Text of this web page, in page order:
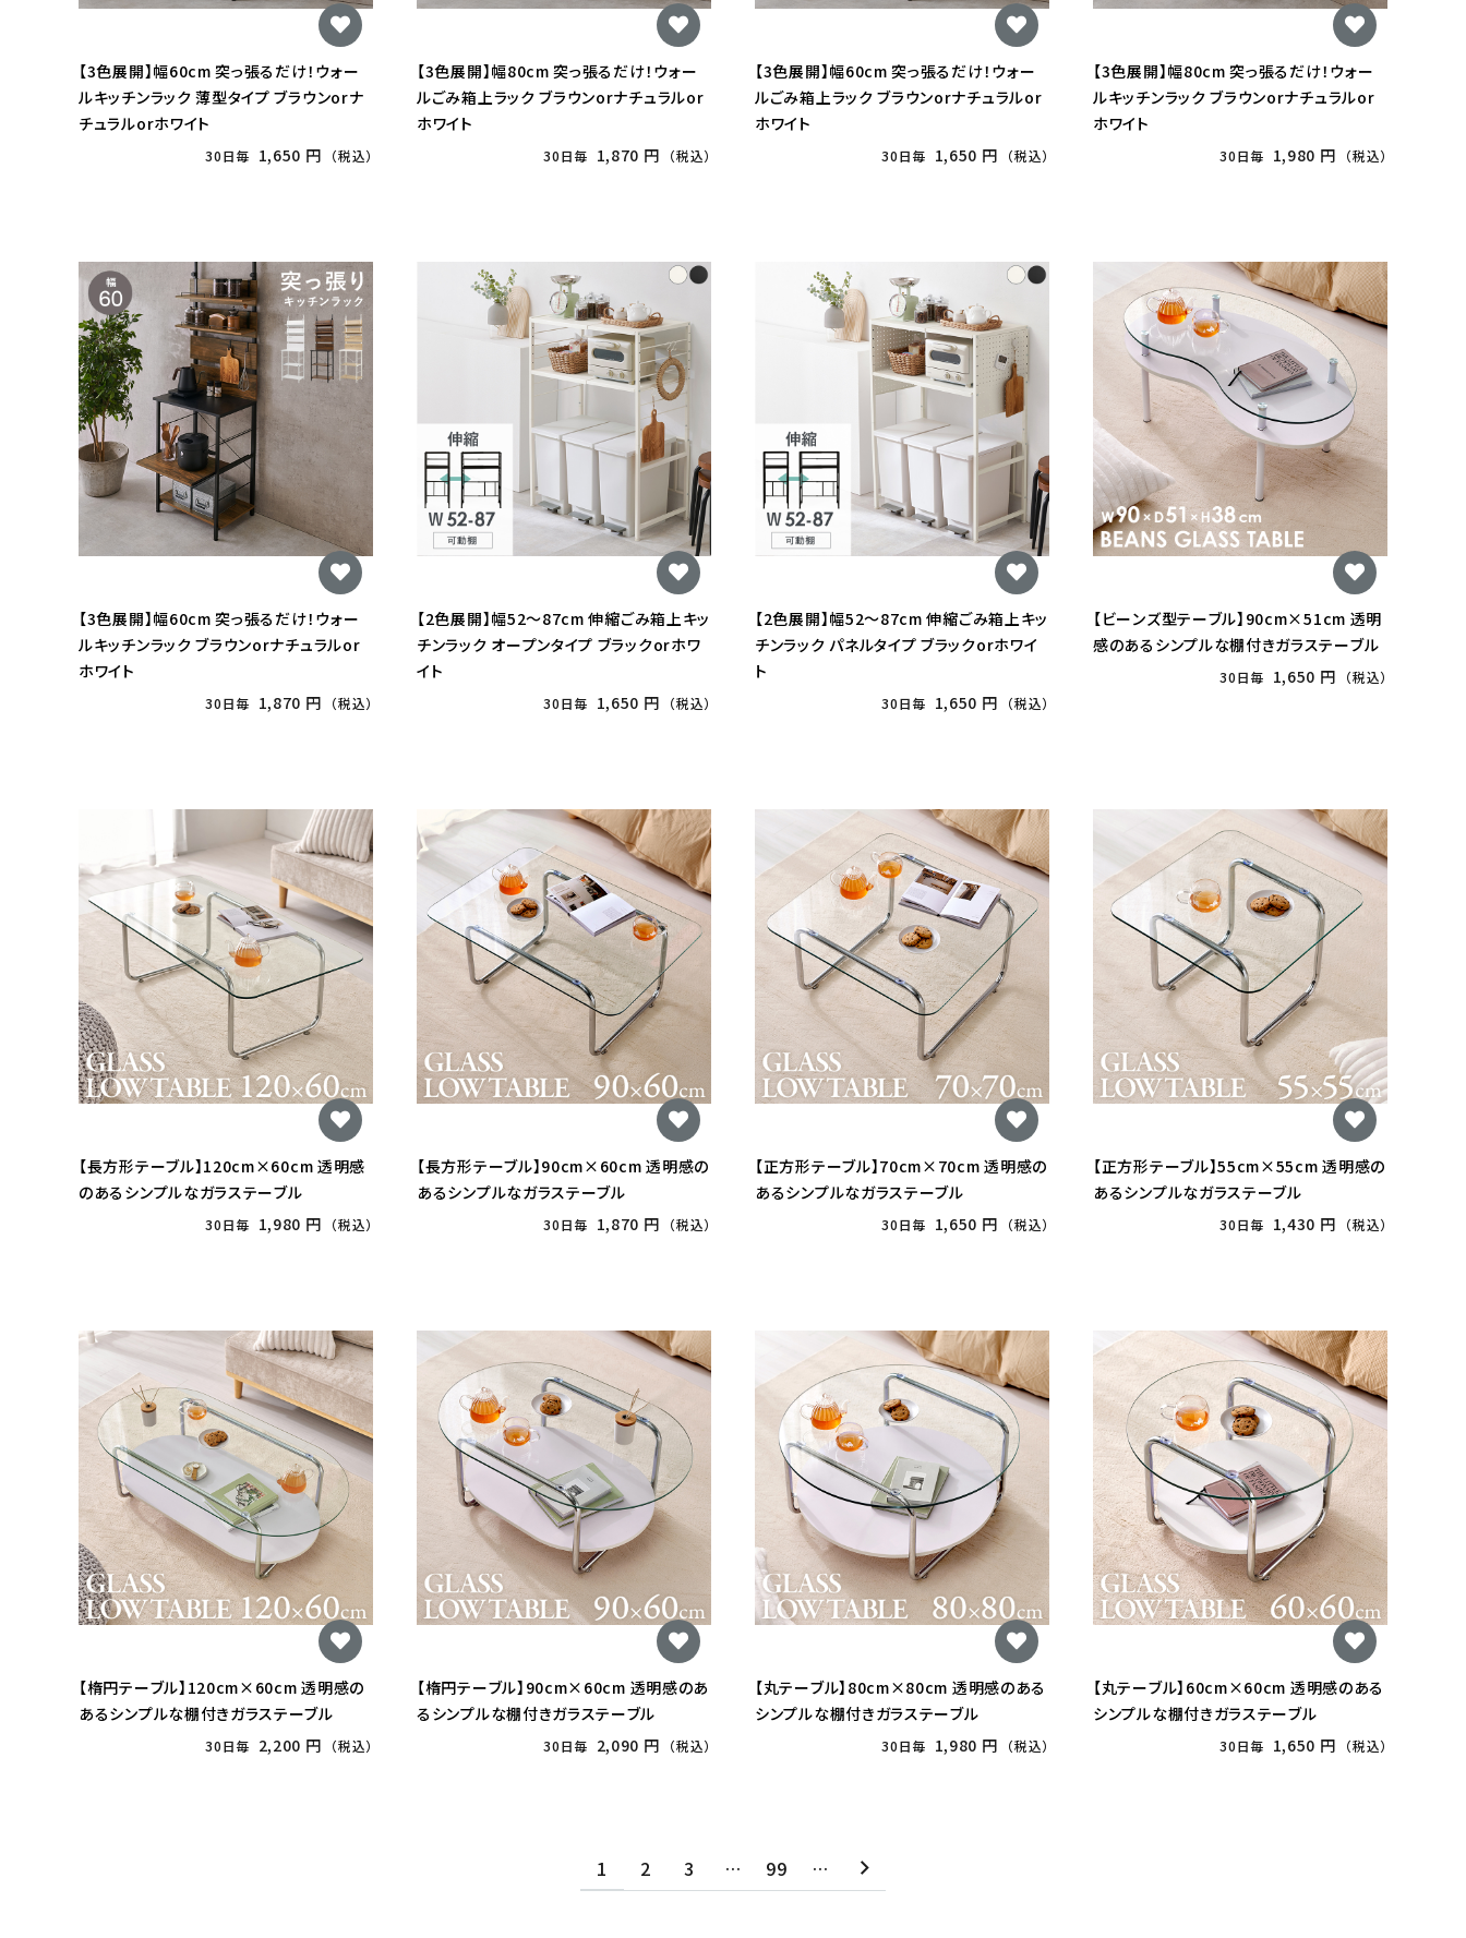
【3色展開】幅60cm 突っ張るだけ！ウォー
ルキッチンラック 薄型タイプ ブラウンorナ
チュラルorホワイト
30日毎 1,650 円 （税込）
【3色展開】幅80cm 突っ張るだけ！ウォー
ルごみ箱上ラック ブラウンorナチュラルor
ホワイト
30日毎 1,870 円 （税込）
【3色展開】幅60cm 突っ張るだけ！ウォー
ルごみ箱上ラック ブラウンorナチュラルor
ホワイト
30日毎 1,650 円 （税込）
【3色展開】幅80cm 突っ張るだけ！ウォー
ルキッチンラック ブラウンorナチュラルor
ホワイト
30日毎 1,980 円 （税込）
【3色展開】幅60cm 突っ張るだけ！ウォー
ルキッチンラック ブラウンorナチュラルor
ホワイト
30日毎 1,870 円 （税込）
【2色展開】幅52〜87cm 伸縮ごみ箱上キッ
チンラック オープンタイプ ブラックorホワ
イト
30日毎 1,650 円 （税込）
【2色展開】幅52〜87cm 伸縮ごみ箱上キッ
チンラック パネルタイプ ブラックorホワイ
ト
30日毎 1,650 円 （税込）
【ビーンズ型テーブル】90cm×51cm 透明
感のあるシンプルな棚付きガラステーブル
30日毎 1,650 円 （税込）
【長方形テーブル】120cm×60cm 透明感
のあるシンプルなガラステーブル
30日毎 1,980 円 （税込）
【長方形テーブル】90cm×60cm 透明感の
あるシンプルなガラステーブル
30日毎 1,870 円 （税込）
【正方形テーブル】70cm×70cm 透明感の
あるシンプルなガラステーブル
30日毎 1,650 円 （税込）
【正方形テーブル】55cm×55cm 透明感の
あるシンプルなガラステーブル
30日毎 1,430 円 （税込）
【楕円テーブル】120cm×60cm 透明感の
あるシンプルな棚付きガラステーブル
30日毎 2,200 円 （税込）
【楕円テーブル】90cm×60cm 透明感のあ
るシンプルな棚付きガラステーブル
30日毎 2,090 円 （税込）
【丸テーブル】80cm×80cm 透明感のある
シンプルな棚付きガラステーブル
30日毎 1,980 円 （税込）
【丸テーブル】60cm×60cm 透明感のある
シンプルな棚付きガラステーブル
30日毎 1,650 円 （税込）
1 2 3 … 99 …